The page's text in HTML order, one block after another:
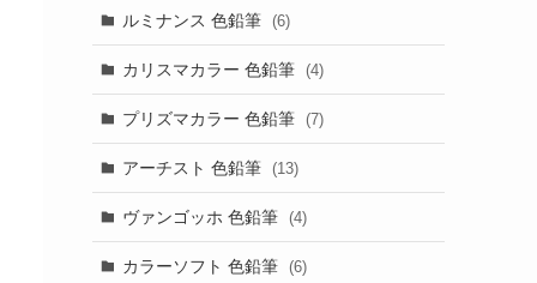
ルミナンス 色鉛筆 (6)
カリスマカラー 色鉛筆 (4)
プリズマカラー 色鉛筆 (7)
アーチスト 色鉛筆 (13)
ヴァンゴッホ 色鉛筆 (4)
カラーソフト 色鉛筆 (6)